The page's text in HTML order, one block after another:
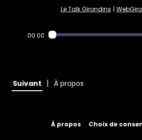
Le Talk Girondins |
00:00
Suivant | À propos
À propos Choix de